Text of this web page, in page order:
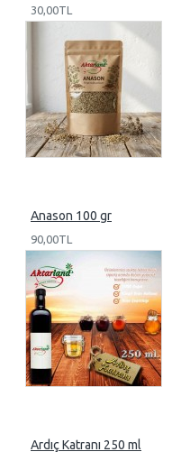
30,00TL
Anason 100 gr
90,00TL
Ardıç Katranı 250 ml